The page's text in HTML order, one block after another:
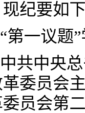
纪要如下
第一议题”
共中央
委员会
员会第